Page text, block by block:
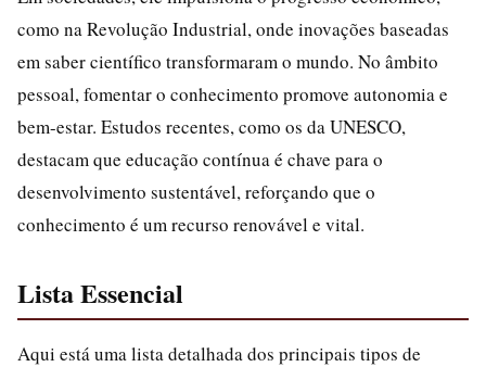
como na Revolução Industrial, onde inovações baseadas
em saber científico transformaram o mundo. No âmbito
pessoal, fomentar o conhecimento promove autonomia e
bem-estar. Estudos recentes, como os da UNESCO,
destacam que educação contínua é chave para o
desenvolvimento sustentável, reforçando que o
conhecimento é um recurso renovável e vital.
Lista Essencial
Aqui está uma lista detalhada dos principais tipos de